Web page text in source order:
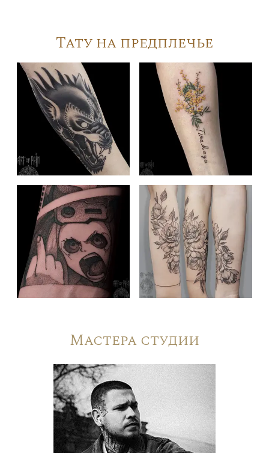
Тату на предплечье
Мастера студии